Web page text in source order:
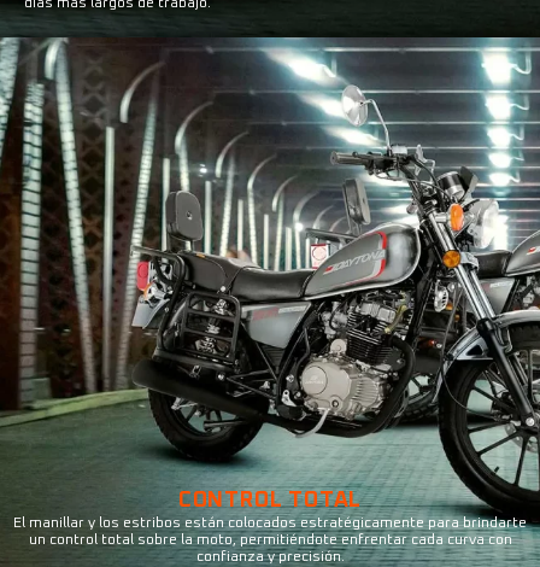
días más largos de trabajo.
CONTROL TOTAL
El manillar y los estribos están colocados estratégicamente para brindarte
un control total sobre la moto, permitiéndote enfrentar cada curva con
confianza y precisión.